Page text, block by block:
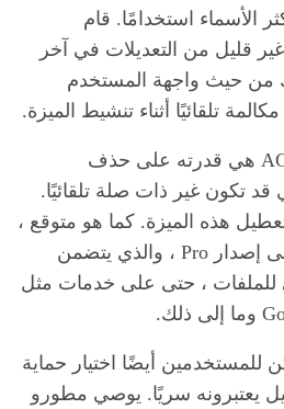
الأسماء استخدامًا. قام
قليل من التعديلات في آخر
من حيث واجهة المستخدم
تلقائيًا أثناء تنشيط الميزة.
ميزة أخرى مفيدة لـ ACR هي قدرته على حذف
قد تكون غير ذات صلة تلقائيًا.
هذه الميزة. كما هو متوقع ،
يحتوي التطبيق أيضًا على إصدار Pro ، والذي يتضمن
للملفات ، حتى على خدمات مثل
للمستخدمين أيضًا اختيار حماية
يعتبرونه سريًا. يوصي مطورو